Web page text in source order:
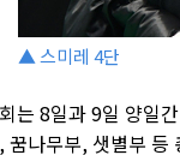
▲ 스미레 4단
는 8일과 9일 양일
꿈나무부, 샛별부 등